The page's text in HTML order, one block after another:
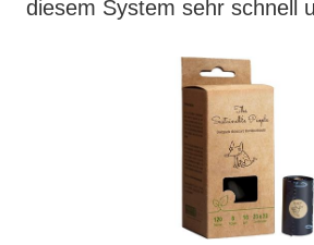
diesem System sehr schnell